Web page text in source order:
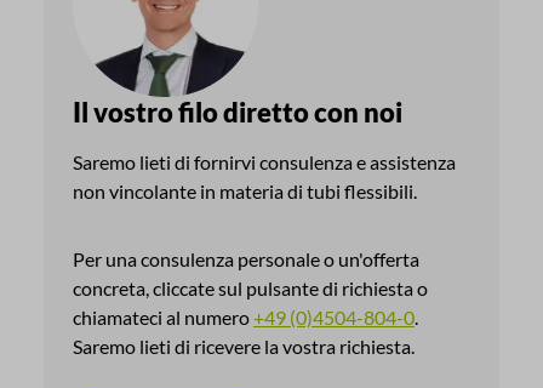
Il vostro filo diretto con noi
Saremo lieti di fornirvi consulenza e assistenza
non vincolante in materia di tubi flessibili.
Per una consulenza personale o un'offerta
concreta, cliccate sul pulsante di richiesta o
chiamateci al numero+49 (0)4504-804-0
Saremo lieti di ricevere la vostra richiesta.